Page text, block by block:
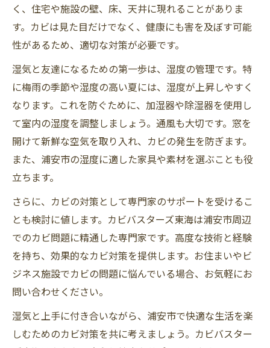
く、住宅や施設の壁、床、天井に現れることがありま
す。カビは見た目だけでなく、健康にも害を及ぼす可能
性があるため、適切な対策が必要です。
湿気と友達になるための第一歩は、湿度の管理です。特
に梅雨の季節や湿度の高い夏には、湿度が上昇しやすく
なります。これを防ぐために、加湿器や除湿器を使用し
て室内の湿度を調整しましょう。通風も大切です。窓を
開けて新鮮な空気を取り入れ、カビの発生を防ぎます。
また、浦安市の湿度に適した家具や素材を選ぶことも役
立ちます。
さらに、カビの対策として専門家のサポートを受けるこ
とも検討に値します。カビバスターズ東海は浦安市周辺
でのカビ問題に精通した専門家です。高度な技術と経験
を持ち、効果的なカビ対策を提供します。お住まいやビ
ジネス施設でカビの問題に悩んでいる場合、お気軽にお
問い合わせください。
湿気と上手に付き合いながら、浦安市で快適な生活を楽
しむためのカビ対策を共に考えましょう。カビバスター